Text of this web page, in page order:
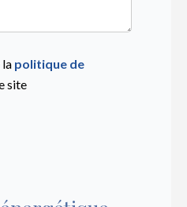
la politique de
site